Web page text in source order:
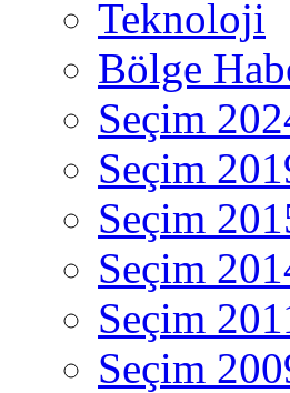
Teknoloji
Bölge
Seçim
Seçim
Seçim
Seçim
Seçim
Seçim